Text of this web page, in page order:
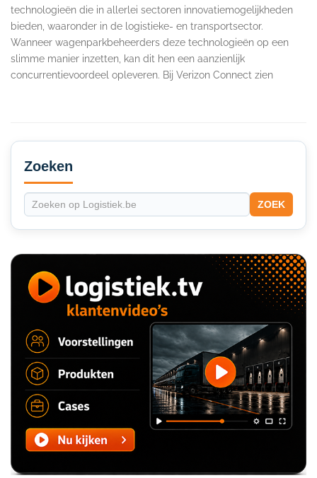
technologieën die in allerlei sectoren innovatiemogelijkheden
bieden, waaronder in de logistieke- en transportsector.
Wanneer wagenparkbeheerders deze technologieën op een
slimme manier inzetten, kan dit hen een aanzienlijk
concurrentievoordeel opleveren. Bij Verizon Connect zien
Secondary
Sidebar
Zoeken
ZOEK